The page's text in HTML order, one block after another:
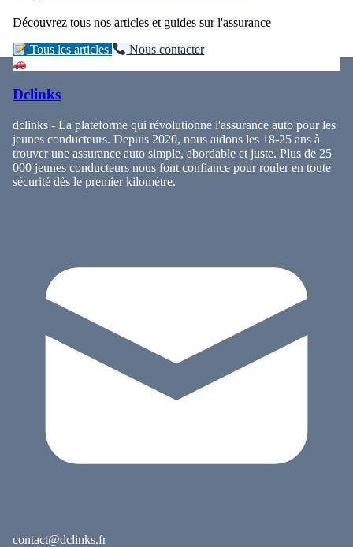
Découvrez tous nos articles et guides sur l'assurance
Tous les articles Nous contacter
Dclinks
dclinks - La plateforme qui révolutionne l'assurance auto pour les
jeunes conducteurs. Depuis 2020, nous aidons les 18-25 ans à
trouver une assurance auto simple, abordable et juste. Plus de 25
000 jeunes conducteurs nous font confiance pour rouler en toute
sécurité dès le premier kilomètre.
contact@dclinks.fr